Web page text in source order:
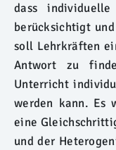
dass
berücksichtigt
soll Lehrkräften
Antwort zu
Unterricht
werden kann. Es
eine
und der